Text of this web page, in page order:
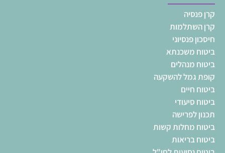
קרן פנסיה
קרן השתלמות
חיסכון פנסיוני
ביטוח משכנתא
ביטוח מנהלים
קופת גמל להשקעה
ביטוח חיים
ביטוח סיעודי
תכנון לפרישה
ביטוח מחלות קשות
ביטוח בריאות